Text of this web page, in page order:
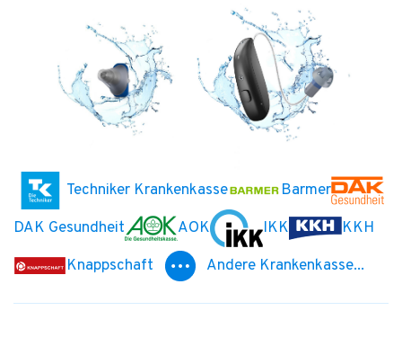
Techniker Krankenkasse
Barmer
DAK Gesundheit
AOK IKK
KKH
Knappschaft
Andere Krankenkasse...